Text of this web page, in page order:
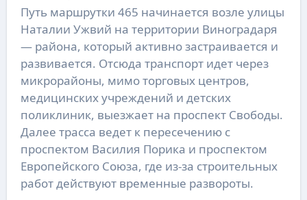
Путь маршрутки 465 начинается возле улицы
Наталии Ужвий на территории Виноградаря
— района, который активно застраивается и
развивается. Отсюда транспорт идет через
микрорайоны, мимо торговых центров,
медицинских учреждений и детских
поликлиник, выезжает на проспект Свободы.
Далее трасса ведет к пересечению с
проспектом Василия Порика и проспектом
Европейского Союза, где из-за строительных
работ действуют временные развороты.